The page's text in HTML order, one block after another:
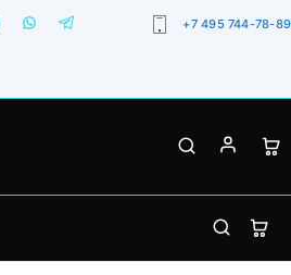
+7 495 744-78-89